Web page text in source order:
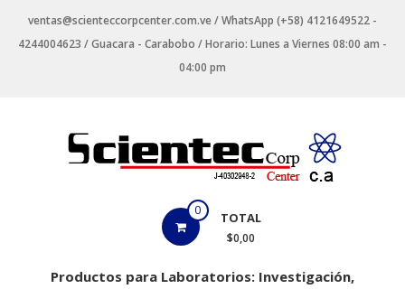
contenido
ventas@scienteccorpcenter.com.ve / WhatsApp (+58) 4121649522 -
4244004623 / Guacara - Carabobo / Horario: Lunes a Viernes 08:00 am -
04:00 pm
Laboratorios
0 TOTAL
$0,00
Productos para Laboratorios: Investigación,